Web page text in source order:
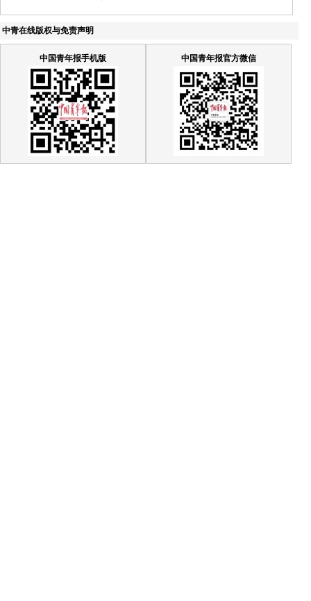
中青在线版权与免责声明
中国青年报手机版 中国青年报官方微信